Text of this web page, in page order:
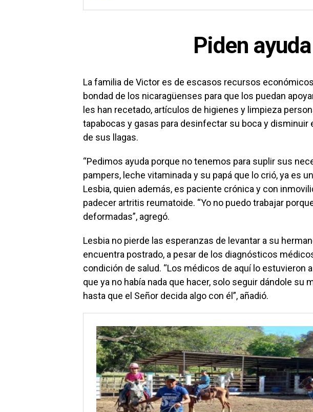
Piden ayuda
La familia de Victor es de escasos recursos
bondad de los nicaragüenses para que los puedan
les han recetado, artículos de higienes y limpieza
tapabocas y gasas para desinfectar su boca y
de sus llagas.
“Pedimos ayuda porque no tenemos para suplir sus
pampers, leche vitaminada y su papá que lo crió, ya es
Lesbia, quien además, es paciente crónica y con
padecer artritis reumatoide. “Yo no puedo trabajar
deformadas”, agregó.
Lesbia no pierde las esperanzas de levantar a su
encuentra postrado, a pesar de los diagnósticos
condición de salud. “Los médicos de aquí lo estuvieron
que ya no había nada que hacer, solo seguir dándole su
hasta que el Señor decida algo con él”, añadió.